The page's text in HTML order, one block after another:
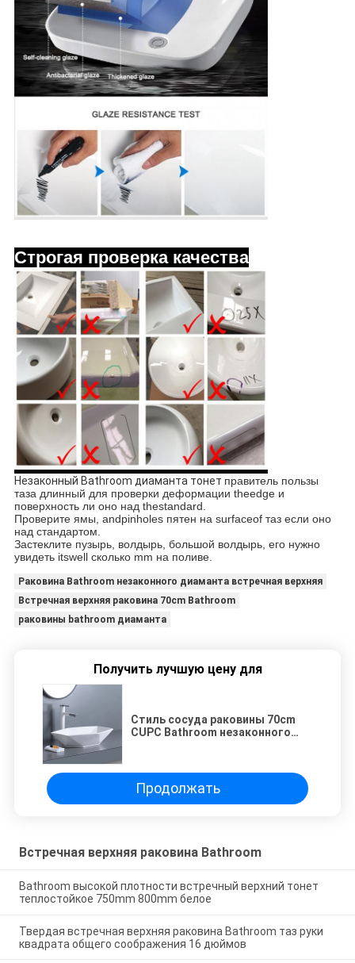
Строгая проверка качества
Незаконный Bathroom диаманта тонет правитель пользы
таза длинный для проверки деформации theedge и
поверхность ли оно над thestandard.
Проверите ямы, andpinholes пятен на surfaceof таз если оно
над стандартом.
Застеклите пузырь, волдырь, большой волдырь, его нужно
увидеть itswell сколько mm на поливе.
Раковина Bathroom незаконного диаманта встречная верхняя
Встречная верхняя раковина 70cm Bathroom
раковины bathroom диаманта
Получить лучшую цену для
Стиль сосуда раковины 70cm
CUPC Bathroom незаконного
Продолжать
Встречная верхняя раковина Bathroom
Bathroom высокой плотности встречный верхний тонет
теплостойкое 750mm 800mm белое
Твердая встречная верхняя раковина Bathroom таз руки
квадрата общего соображения 16 дюймов